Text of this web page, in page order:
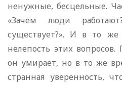
ненужные, бесцельные.
«Зачем люди
существует?». И в то
нелепость этих вопросов.
он умирает, но в то же
странная уверенность,